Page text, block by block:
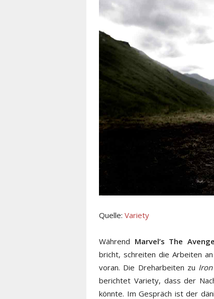
Quelle: Variety
Während Marvel’s The
bricht, schreiten die Arbeiten
voran. Die Dreharbeiten zu
berichtet Variety, dass der
könnte. Im Gespräch ist der